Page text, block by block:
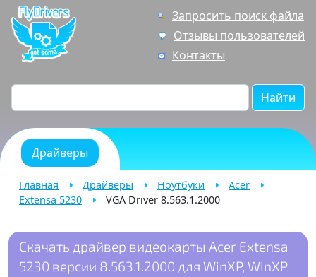
Запросить поиск файла
Отзывы пользователей
Контакты
Найти
Драйверы
Главная Драйверы Ноутбуки
Acer
Extensa 5230
VGA Driver 8.563.1.2000
Скачать драйвер видеокарты Acer Extensa
5230 версии 8.563.1.2000 для WinXP, WinXP